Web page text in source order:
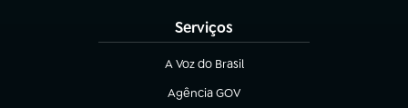
Serviços
A Voz do Brasil
(abre em nova aba)
Agência GOV
(abre em nova aba)